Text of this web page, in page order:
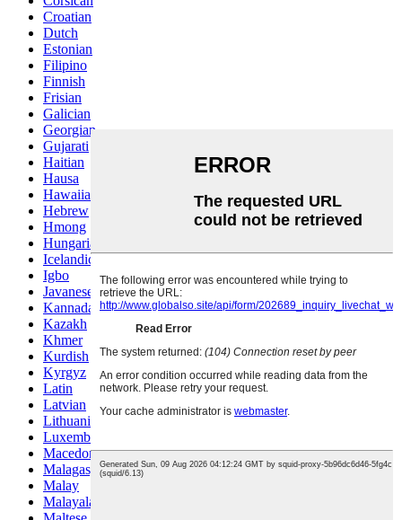
Croatian
Dutch
Estonian
Filipino
Finnish
Frisian
Galician
Georgian
Gujarati
Haitian
Hausa
Hawaiian
Hebrew
Hmong
Hungarian
Icelandic
Igbo
Javanese
Kannada
Kazakh
Khmer
Kurdish
Kyrgyz
Latin
Latvian
Lithuanian
Luxembou..
Macedonian
Malagasy
Malay
Malayalam